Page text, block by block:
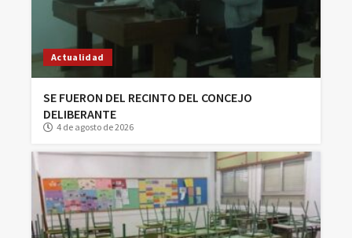
Actualidad
SE FUERON DEL RECINTO DEL CONCEJO
DELIBERANTE
4 de agosto de 2026